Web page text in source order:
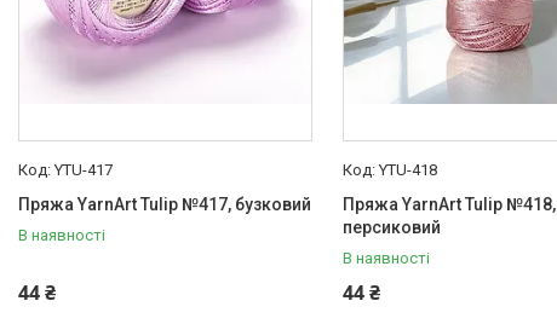
YTU-417
Пряжа YarnArt Tulip №417, бузковий
В наявності
44 ₴
YTU-418
Пряжа YarnArt Tulip №418,
персиковий
В наявності
44 ₴